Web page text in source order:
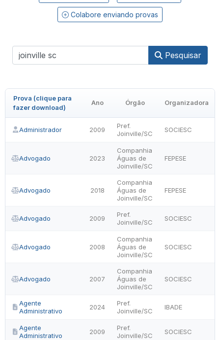
Colabore enviando provas
Pesquisar
Prova (clique para
fazer download)
Ano Órgão Organizadora
Administrador 2009
Pref.
Joinville/SC
SOCIESC
Advogado 2023
Companhia
Águas de
Joinville/SC
FEPESE
Advogado 2018
Companhia
Águas de
Joinville/SC
FEPESE
Advogado 2009
Pref.
Joinville/SC
SOCIESC
Advogado 2008
Companhia
Águas de
Joinville/SC
SOCIESC
Advogado 2007
Companhia
Águas de
Joinville/SC
SOCIESC
Agente
Administrativo
2024
Pref.
Joinville/SC
IBADE
Agente
Administrativo
2009
Pref.
Joinville/SC
SOCIESC